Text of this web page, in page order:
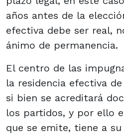
años antes de la
efectiva debe ser real,
ánimo de permanencia.
El centro de las
la residencia efectiva
si bien se acreditará
los partidos, y por ello
que se emite, tiene a